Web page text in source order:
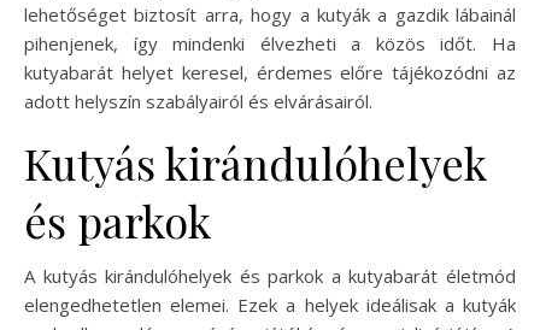
lehetőséget biztosít arra, hogy a kutyák a gazdik lábainál
pihenjenek, így mindenki élvezheti a közös időt. Ha
kutyabarát helyet keresel, érdemes előre tájékozódni az
adott helyszín szabályairól és elvárásairól.
Kutyás kirándulóhelyek
és parkok
A kutyás kirándulóhelyek és parkok a kutyabarát életmód
elengedhetetlen elemei. Ezek a helyek ideálisak a kutyák